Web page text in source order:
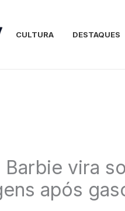
CULTURA DESTAQUES
Barbie vira
após